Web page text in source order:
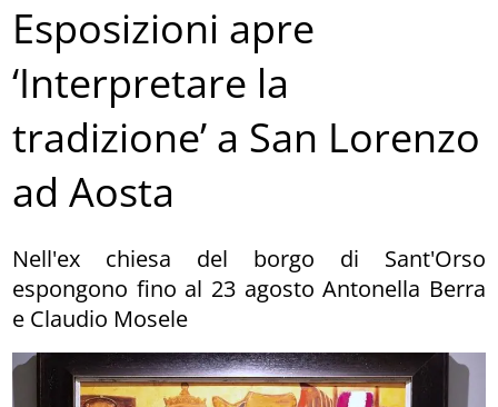
Esposizioni apre
‘Interpretare la
tradizione’ a San Lorenzo
ad Aosta
Nell'ex chiesa del borgo di Sant'Orso
espongono fino al 23 agosto Antonella Berra
e Claudio Mosele